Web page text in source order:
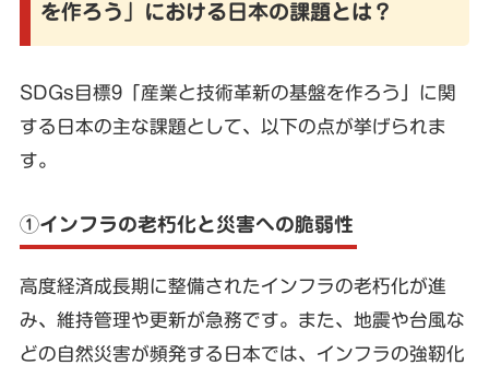
を作ろう」における日本の課題とは？
SDGs目標9「産業と技術革新の基盤を作ろう」に関
する日本の主な課題として、以下の点が挙げられま
す。
①インフラの老朽化と災害への脆弱性
高度経済成長期に整備されたインフラの老朽化が進
み、維持管理や更新が急務です。また、地震や台風な
どの自然災害が頻発する日本では、インフラの強靭化